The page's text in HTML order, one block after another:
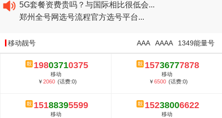
5G套餐资费贵吗？与国际相比很低会...
郑州全号网选号流程官方选号平台...
2020​联通最新套餐资费...
2020​电信最新套餐资费...
5G套餐资费贵吗？与国际相比很低会...
郑州全号网选号流程官方选号平台...
移动靓号 1349能量号
AAAA
AAA
19803710375
移动
￥2060 (话费:0)
15736777878
移动
￥6500 (话费:0)
15188395599
移动
15238006622
移动